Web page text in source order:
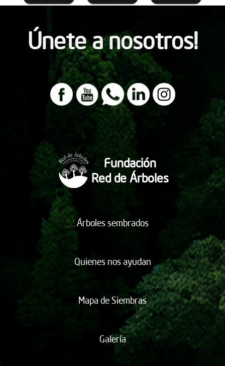
Únete a nosotros!
Fundación
Red de Árboles
Árboles sembrados
Quienes nos ayudan
Mapa de Siembras
Galería